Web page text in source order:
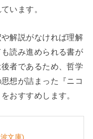
います。
解説がなければ理解
読み進められる書が
者であるため、哲学
想が詰まった『ニコ
おすすめします。
文庫)